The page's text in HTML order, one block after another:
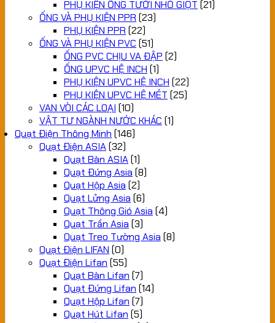
PHỤ KIỆN ỐNG TƯỚI NHỎ GIỌT (21)
ỐNG VÀ PHỤ KIỆN PPR (23)
PHỤ KIỆN PPR (22)
ỐNG VÀ PHỤ KIỆN PVC (51)
ỐNG PVC CHỊU VA ĐẬP (2)
ỐNG UPVC HỆ INCH (1)
PHỤ KIỆN UPVC HỆ INCH (22)
PHỤ KIỆN UPVC HỆ MÉT (25)
VAN VÒI CÁC LOẠI (10)
VẬT TƯ NGÀNH NƯỚC KHÁC (1)
Quạt Điện Thông Minh (146)
Quạt Điện ASIA(32)
Quạt Bàn ASIA(1)
Quạt Đứng Asia (8)
Quạt Hộp Asia (2)
Quạt Lửng Asia (6)
Quạt Thông Gió Asia (4)
Quạt Trần Asia (3)
Quạt Treo Tường Asia (8)
Quạt Điện LIFAN (0)
Quạt Điện Lifan (55)
Quạt Bàn Lifan (7)
Quạt Đứng Lifan (14)
Quạt Hộp Lifan (7)
Quạt Hút Lifan (5)